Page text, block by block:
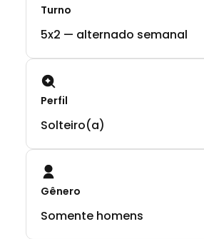
Turno
5x2 — alternado semanal
Perfil
Solteiro(a)
Gênero
Somente homens